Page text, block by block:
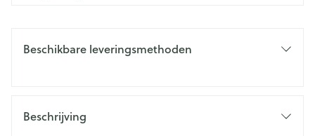
Beschikbare leveringsmethoden
Beschrijving